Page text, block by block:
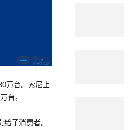
万台。索尼上
台。
了消费者。